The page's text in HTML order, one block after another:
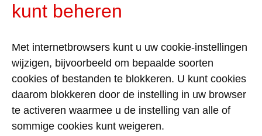
kunt beheren
Met internetbrowsers kunt u uw cookie-instellingen
wijzigen, bijvoorbeeld om bepaalde soorten
cookies of bestanden te blokkeren. U kunt cookies
daarom blokkeren door de instelling in uw browser
te activeren waarmee u de instelling van alle of
sommige cookies kunt weigeren.